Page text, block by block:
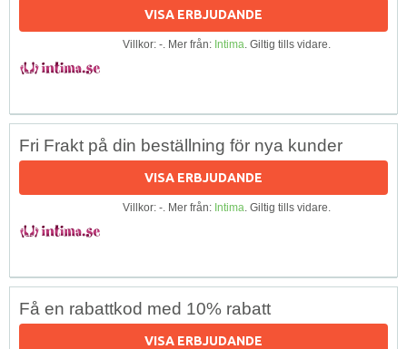
VISA ERBJUDANDE
Villkor: -. Mer från: Intima. Giltig tills vidare.
Fri Frakt på din beställning för nya kunder
VISA ERBJUDANDE
Villkor: -. Mer från: Intima. Giltig tills vidare.
Få en rabattkod med 10% rabatt
VISA ERBJUDANDE